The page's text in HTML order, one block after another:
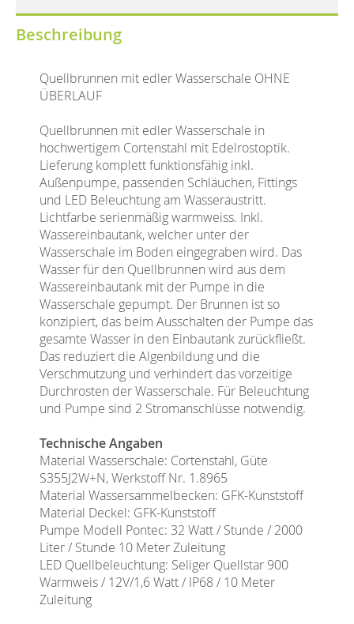
Beschreibung
Quellbrunnen mit edler Wasserschale OHNE
ÜBERLAUF
Quellbrunnen mit edler Wasserschale in
hochwertigem Cortenstahl mit Edelrostoptik.
Lieferung komplett funktionsfähig inkl.
Außenpumpe, passenden Schläuchen, Fittings
und LED Beleuchtung am Wasseraustritt.
Lichtfarbe serienmäßig warmweiss. Inkl.
Wassereinbautank, welcher unter der
Wasserschale im Boden eingegraben wird. Das
Wasser für den Quellbrunnen wird aus dem
Wassereinbautank mit der Pumpe in die
Wasserschale gepumpt. Der Brunnen ist so
konzipiert, das beim Ausschalten der Pumpe das
gesamte Wasser in den Einbautank zurückfließt.
Das reduziert die Algenbildung und die
Verschmutzung und verhindert das vorzeitige
Durchrosten der Wasserschale. Für Beleuchtung
und Pumpe sind 2 Stromanschlüsse notwendig.
Technische Angaben
Material Wasserschale: Cortenstahl, Güte
S355J2W+N, Werkstoff Nr. 1.8965
Material Wassersammelbecken: GFK-Kunststoff
Material Deckel: GFK-Kunststoff
Pumpe Modell Pontec: 32 Watt / Stunde / 2000
Liter / Stunde 10 Meter Zuleitung
LED Quellbeleuchtung: Seliger Quellstar 900
Warmweis / 12V/1,6 Watt / IP68 / 10 Meter
Zuleitung